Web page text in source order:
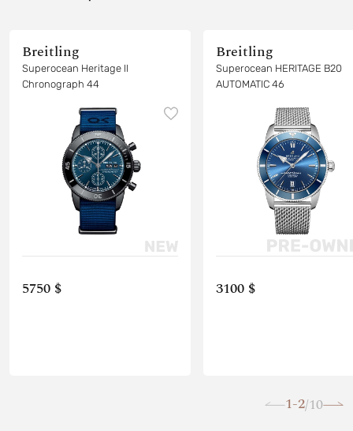
Breitling
Superocean Heritage II
Chronograph 44
5750 $
Breitling
Superocean HERITAGE B20
AUTOMATIC 46
3100 $
1-2/10